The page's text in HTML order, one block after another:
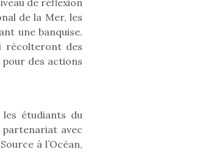
de réflexion
de la Mer, les
une banquise.
récolteront des
des actions
les étudiants du
partenariat avec
à l’Océan,